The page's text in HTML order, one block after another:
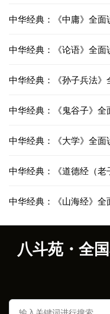
中华经典：《中庸》全面
中华经典：《论语》全面
中华经典：《孙子兵法》
中华经典：《鬼谷子》全
中华经典：《大学》全面
中华经典：《道德经（
中华经典：《山海经》全
八斗苑・全